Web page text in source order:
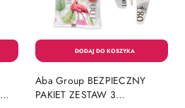
Aba Group BEZPIECZNY
PAKIET ZESTAW 3